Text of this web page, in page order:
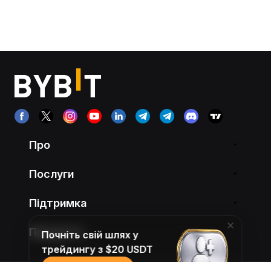
Про
Послуги
Підтримка
Продукти
Почніть свій шлях у
трейдингу з $20 USDT